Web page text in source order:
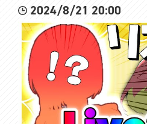
2024/8/21 20:00